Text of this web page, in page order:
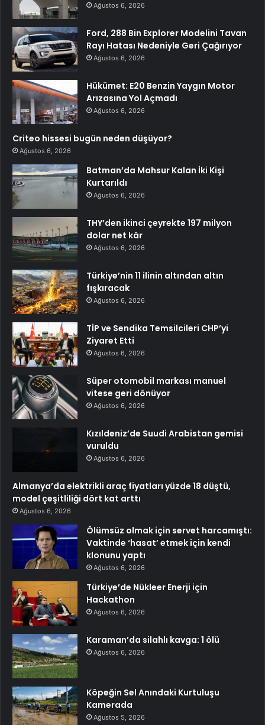
Ağustos 6, 2026
Ford, 288 Bin Explorer Modelini Tavan
Rayı Hatası Nedeniyle Geri Çağırıyor
Ağustos 6, 2026
Hükümet: E20 Benzin Yaygın Motor
Arızasına Yol Açmadı
Ağustos 6, 2026
Criteo hissesi bugün neden düşüyor?
Ağustos 6, 2026
Batman’da Mahsur Kalan İki Kişi
Kurtarıldı
Ağustos 6, 2026
THY’den ikinci çeyrekte 197 milyon
dolar net kâr
Ağustos 6, 2026
Türkiye’nin 11 ilinin altından altın
fışkıracak
Ağustos 6, 2026
TİP ve Sendika Temsilcileri CHP’yi
Ziyaret Etti
Ağustos 6, 2026
Süper otomobil markası manuel
vitese geri dönüyor
Ağustos 6, 2026
Kızıldeniz’de Suudi Arabistan gemisi
vuruldu
Ağustos 6, 2026
Almanya’da elektrikli araç fiyatları yüzde 18 düştü,
model çeşitliliği dört kat arttı
Ağustos 6, 2026
Ölümsüz olmak için servet harcamıştı:
Vaktinde ‘hasat’ etmek için kendi
klonunu yaptı
Ağustos 6, 2026
Türkiye’de Nükleer Enerji için
Hackathon
Ağustos 6, 2026
Karaman’da silahlı kavga: 1 ölü
Ağustos 6, 2026
Köpeğin Sel Anındaki Kurtuluşu
Kamerada
Ağustos 5, 2026